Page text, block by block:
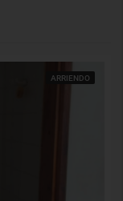
ARRIENDO